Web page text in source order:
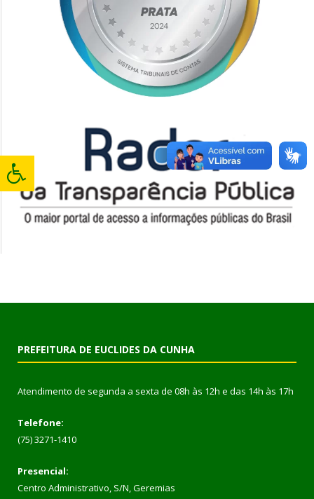
PREFEITURA DE EUCLIDES DA CUNHA
Atendimento de segunda a sexta de 08h às 12h e das 14h às 17h
Telefone:
(75) 3271-1410
Presencial:
Centro Administrativo, S/N, Geremias